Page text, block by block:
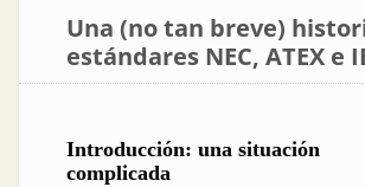
Una (no tan breve)
estándares NEC, ATEX e
Introducción: una situación
complicada